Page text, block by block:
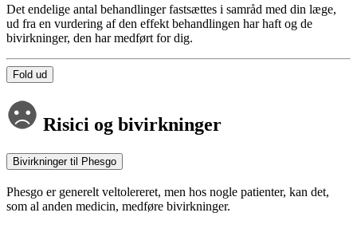
Det endelige antal behandlinger fastsættes i samråd med din læge,
ud fra en vurdering af den effekt behandlingen har haft og de
bivirkninger, den har medført for dig.
Fold ud
Risici og bivirkninger
Bivirkninger til Phesgo
Phesgo er generelt veltolereret, men hos nogle patienter, kan det,
som al anden medicin, medføre bivirkninger.